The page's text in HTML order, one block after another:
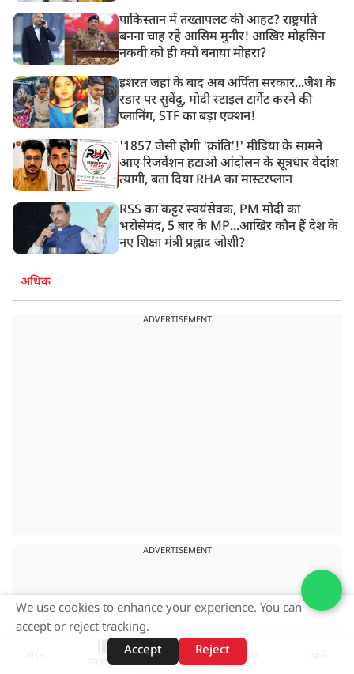
पाकिस्तान में तख्तापलट की आहट? राष्ट्रपति
बनना चाह रहे आसिम मुनीर! आखिर मोहसिन
नकवी को ही क्यों बनाया मोहरा?
इशरत जहां के बाद अब अर्पिता सरकार...जैश के
रडार पर सुवेंदु, मोदी स्टाइल टार्गेट करने की
प्लानिंग, STF का बड़ा एक्शन!
'1857 जैसी होगी 'क्रांति'!' मीडिया के सामने
आए रिजर्वेशन हटाओ आंदोलन के सूत्रधार वेदांश
त्यागी, बता दिया RHA का मास्टरप्लान
RSS का कट्टर स्वयंसेवक, PM मोदी का
भरोसेमंद, 5 बार के MP...आखिर कौन हैं देश के
नए शिक्षा मंत्री प्रह्लाद जोशी?
अधिक
ADVERTISEMENT
ADVERTISEMENT
वेब स्टोरीज़
We use cookies to enhance your experience. You can
accept or reject tracking.
Accept
Reject